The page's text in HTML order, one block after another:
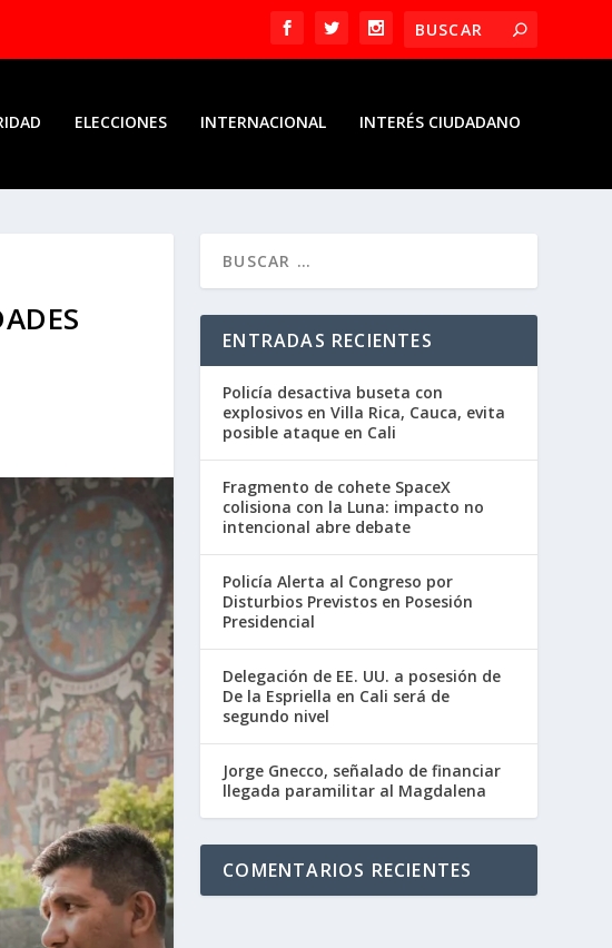
ELECCIONES INTERNACIONAL INTERÉS CIUDADANO
ENTRADAS RECIENTES
Policía desactiva buseta con
explosivos en Villa Rica, Cauca, evita
posible ataque en Cali
Fragmento de cohete SpaceX
colisiona con la Luna: impacto no
intencional abre debate
Policía Alerta al Congreso por
Disturbios Previstos en Posesión
Presidencial
Delegación de EE. UU. a posesión de
De la Espriella en Cali será de
segundo nivel
Jorge Gnecco, señalado de financiar
llegada paramilitar al Magdalena
COMENTARIOS RECIENTES